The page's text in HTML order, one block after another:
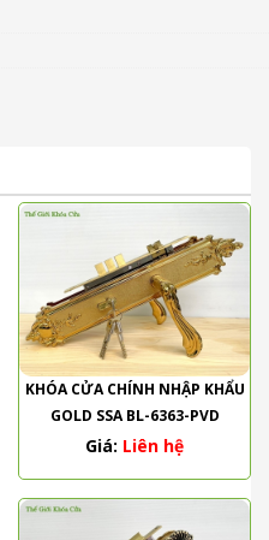
KHÓA CỬA CHÍNH NHẬP KHẨU
GOLD SSA BL-6363-PVD
Giá: Liên hệ